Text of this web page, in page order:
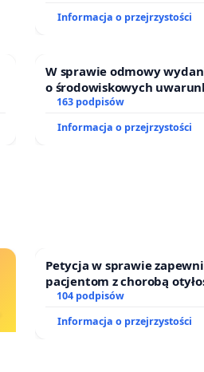
Informacja o przejrzystości
W sprawie odmowy
o środowiskowych
dla budowy zakładu
biometanu „Krynki” w
Południowym oraz ochrony
163 podpisów
Informacja o przejrzystości
Petycja w sprawie
pacjentom z chorobą
dostępu do
oraz programów
104 podpisów
Informacja o przejrzystości